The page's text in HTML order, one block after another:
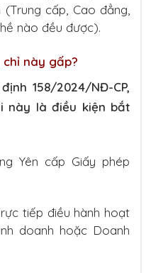
cấp, Cao đẳng,
nào đều được).
này gấp?
158/2024/NĐ-CP,
này là điều kiện bắt
Yên cấp Giấy phép
tiếp điều hành hoạt
doanh hoặc Doanh